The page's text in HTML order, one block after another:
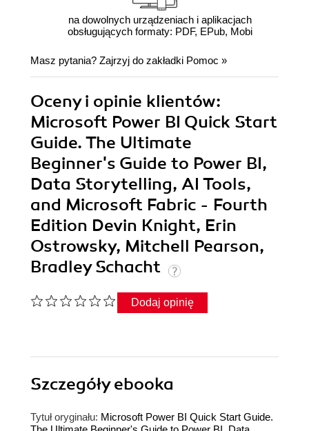
na dowolnych urządzeniach i aplikacjach
obsługujących formaty: PDF, EPub, Mobi
Masz pytania? Zajrzyj do zakładki Pomoc »
Oceny i opinie klientów:
Microsoft Power BI Quick Start
Guide. The Ultimate
Beginner's Guide to Power BI,
Data Storytelling, AI Tools,
and Microsoft Fabric - Fourth
Edition Devin Knight, Erin
Ostrowsky, Mitchell Pearson,
Bradley Schacht
Dodaj opinię
Szczegółyebooka
Tytuł oryginału: Microsoft Power BI Quick Start Guide.